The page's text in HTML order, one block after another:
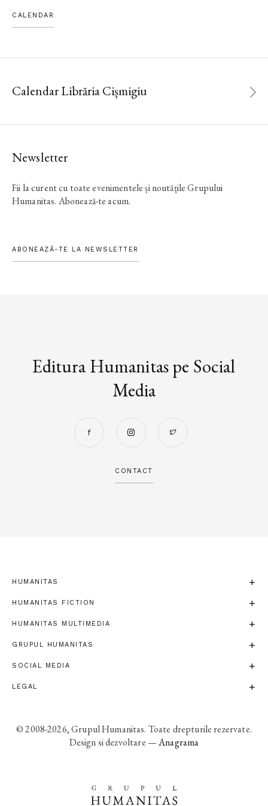
CALENDAR
Calendar Librăria Cișmigiu
Newsletter
Fii la curent cu toate evenimentele și noutățile Grupului
Humanitas. Abonează-te acum.
ABONEAZĂ-TE LA NEWSLETTER
Editura Humanitas pe Social
Media
CONTACT
HUMANITAS
HUMANITAS FICTION
HUMANITAS MULTIMEDIA
GRUPUL HUMANITAS
SOCIAL MEDIA
LEGAL
© 2008-2026, Grupul Humanitas. Toate drepturile rezervate.
Design si dezvoltare —Anagrama